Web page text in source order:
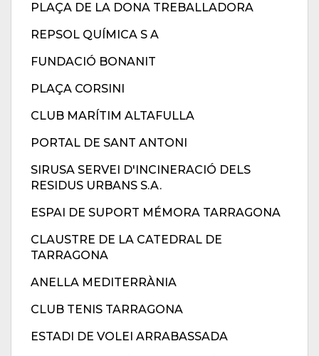
PLAÇA DE LA DONA TREBALLADORA
REPSOL QUÍMICA S A
FUNDACIÓ BONANIT
PLAÇA CORSINI
CLUB MARÍTIM ALTAFULLA
PORTAL DE SANT ANTONI
SIRUSA SERVEI D'INCINERACIÓ DELS
RESIDUS URBANS S.A.
ESPAI DE SUPORT MÉMORA TARRAGONA
CLAUSTRE DE LA CATEDRAL DE
TARRAGONA
ANELLA MEDITERRÀNIA
CLUB TENIS TARRAGONA
ESTADI DE VOLEI ARRABASSADA